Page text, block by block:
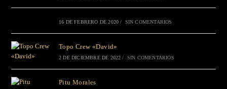
16 DE FEBRERO DE 2020 / SIN COMENTARIOS
Topo Crew «David»
2 DE DICIEMBRE DE 2022 / SIN COMENTARIOS
Pitu Morales